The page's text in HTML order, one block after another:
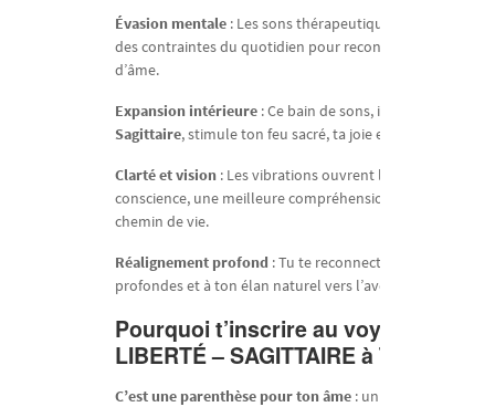
Évasion mentale : Les sons thérapeutiques t’emportent
des contraintes du quotidien pour reconnecter à ta
d’âme.
Expansion intérieure : Ce bain de sons, inspiré de
Sagittaire, stimule ton feu sacré, ta joie et ta soif de
Clarté et vision : Les vibrations ouvrent la voie à des
conscience, une meilleure compréhension de toi et de ton
chemin de vie.
Réalignement profond : Tu te reconnectes à tes
profondes et à ton élan naturel vers l’aventure et la
Pourquoi t’inscrire au voyage
LIBERTÉ – SAGITTAIRE à Toulouse
C’est une parenthèse pour ton âme : un moment